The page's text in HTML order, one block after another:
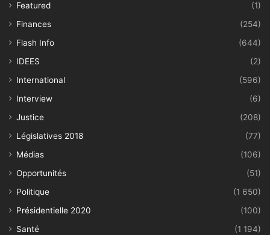
Featured
(1)
Finances
(254)
Flash Info
(644)
IDEES
(2)
International
(596)
Interview
(6)
Justice
(208)
Législatives 2018
(77)
Médias
(106)
Opportunités
(51)
Politique
(1 650)
Présidentielle 2020
(100)
Santé
(1 194)